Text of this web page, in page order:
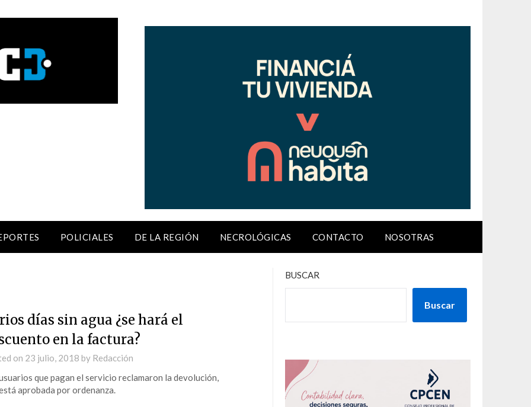
POLICIALES DE LA REGIÓN NECROLÓGICAS CONTACTO NOSOTRAS
días sin agua ¿se hará el
en la factura?
on 23 julio, 2018 by Redacción
que pagan el servicio reclamaron la devolución,
aprobada por ordenanza.
BUSCAR
Buscar